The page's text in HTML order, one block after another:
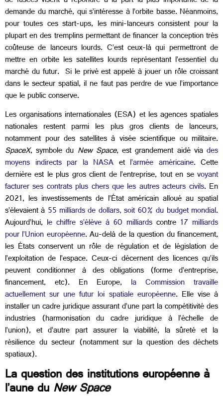
demande du marché, qui s’intéresse à l’orbite basse. Néanmoins,
pour toutes ces start-ups, les mini-lanceurs consistent pour la
plupart en des tremplins permettant de financer la conception très
coûteuse de lanceurs lourds. C’est ceux-là qui permettront de
mettre en orbite les satellites lourds représentant l’essentiel du
marché du futur. Si le privé est appelé à jouer un rôle croissant
dans le secteur spatial, il ne faut pas perdre de vue l’importance
que le public conserve.
Les organisations internationales (ESA) et les agences spatiales
nationales restent parmi les plus gros clients de lanceurs,
notamment pour des satellites à visée scientifique ou militaire.
SpaceX, symbole du New Space, est grandement aidé viades
moyens indirects par la NASA et l’armée américaine. Cette
dernière est le plus gros client de l’entreprise, tout en sevoyant
facturer ses contrats plus chers que les autres acteurs civils. En
2021, les investissements de l’État américain alloué au spatial
s’élevaient à 55 milliards de dollars, soit 60% du budget mondial.
Aujourd’hui, le chiffre s’élève à 60 milliards contre 17 milliards
pour l’Union européenne. Au-delà de la question du financement,
les États conservent un rôle de régulation et de législation de
l’exploitation de l’espace. Ceux-ci décernent des licences qu’ils
peuvent conditionner à des obligations (forme d’entreprise,
financement, etc). En Europe, la Commission travaille
actuellement sur une futur loi spatiale européenne. Elle vise à
installer un cadre juridique assurant d’une part la compétitivité des
industries (harmonisation du cadre juridique à l’échelle de
l’union), et d’autre part assurer la viabilité, la sûreté et la
résilience du secteur (notamment sur la question des déchets
spatiaux).
La question des institutions européenne à
l’aune duNew Space